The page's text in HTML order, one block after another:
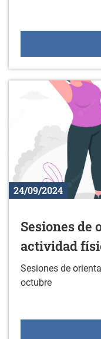
24/09/2024
Sesiones de
actividad
Sesiones de
octubre